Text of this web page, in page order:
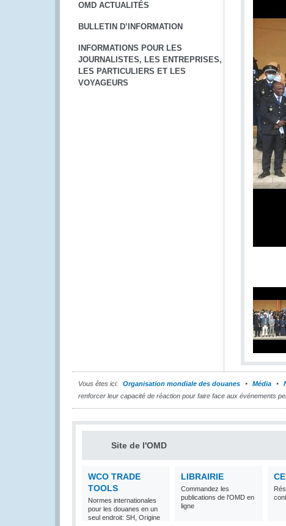
OMD ACTUALITÉS
BULLETIN D’INFORMATION
INFORMATIONS POUR LES
JOURNALISTES, LES ENTREPRISES,
LES PARTICULIERS ET LES
VOYAGEURS
Vous êtes ici: Organisation mondiale des douanes Média
renforcer leur capacité de réaction pour faire face aux événements
Site de l'OMD
WCO TRADE
TOOLS
Normes internationales
pour les douanes en un
seul endroit: SH, Origine
LIBRAIRIE
Commandez les
publications de l'OMD en
ligne